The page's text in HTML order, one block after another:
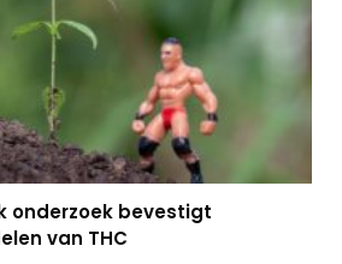
onderzoek bevestigt
van THC